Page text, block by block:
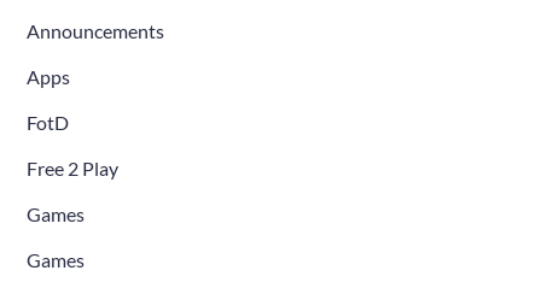
Announcements
Apps
FotD
Free 2 Play
Games
Games